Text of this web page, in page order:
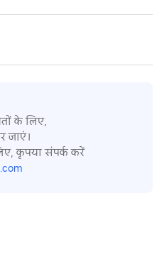
के लिए,
जाएं।
कृपया संपर्क करें